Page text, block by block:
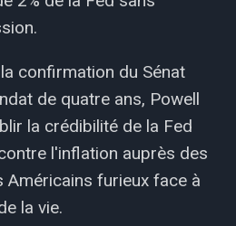
confirmation du Sénat
de quatre ans, Powell
la crédibilité de la Fed
l'inflation auprès des
Américains furieux face à
la vie.